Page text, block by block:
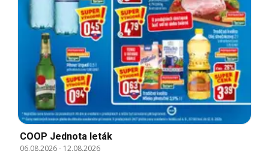
COOP Jednota leták
06.08.2026- 12.08.2026